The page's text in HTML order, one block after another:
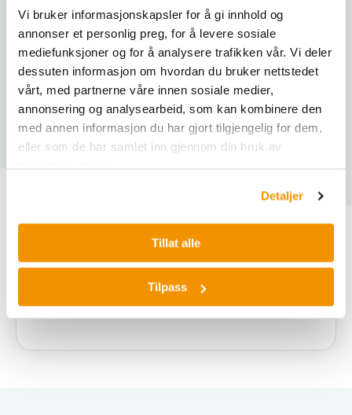
Vi bruker informasjonskapsler for å gi innhold og
annonser et personlig preg, for å levere sosiale
mediefunksjoner og for å analysere trafikken vår. Vi deler
dessuten informasjon om hvordan du bruker nettstedet
vårt, med partnerne våre innen sosiale medier,
annonsering og analysearbeid, som kan kombinere den
med annen informasjon du har gjort tilgjengelig for dem,
eller som de har samlet inn gjennom din bruk av
Detaljer
Tillat alle
Tilpass
Fire resistance 90 minutes
type tested in accordance with EN 14470-1
DIN EN 16121/16122 conformity
GS certified
CE compliant
integrated
Integrated
adjusting aids (to
compensate uneven
floor)
Type of lock Profile cylinder lock with locking